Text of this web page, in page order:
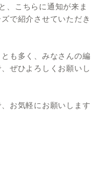
、こちらに通知が来ま
で紹介させていただき
も多く、みなさんの編
ぜひよろしくお願いし
お気軽にお願いします